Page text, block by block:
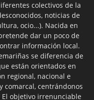
colectivos de la
noticias de
ocio...). Nacida en
dar un poco de
información local.
se diferencia de
están orientados en
regional, nacional e
comarcal, centrándonos
objetivo irrenunciable